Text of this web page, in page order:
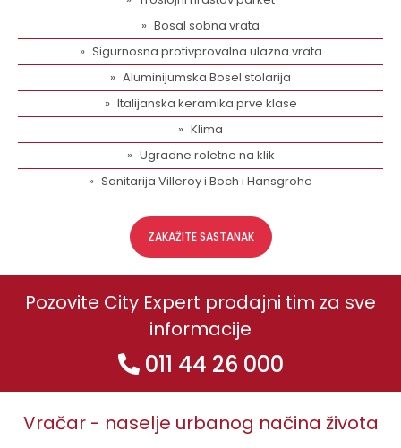
Bosal sobna vrata
Sigurnosna protivprovalna ulazna vrata
Aluminijumska Bosel stolarija
Italijanska keramika prve klase
Klima
Ugradne roletne na klik
Sanitarija Villeroy i Boch i Hansgrohe
ZAKAŽITE SASTANAK
Pozovite City Expert prodajni tim za sve
informacije
011 44 26 000
Vračar - naselje urbanog načina života